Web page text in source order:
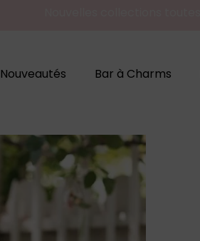
Nouveautés Bar à Charms